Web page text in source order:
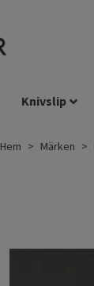
Knivslip
Hem Märken